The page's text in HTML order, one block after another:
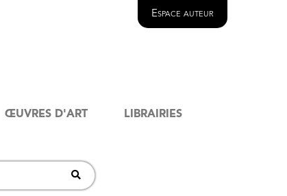
Espace auteur
ŒUVRES D'ART LIBRAIRIES